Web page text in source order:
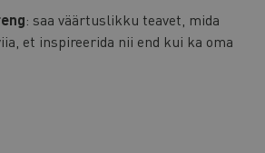
: saa väärtuslikku teavet, mida
et inspireerida nii end kui ka oma